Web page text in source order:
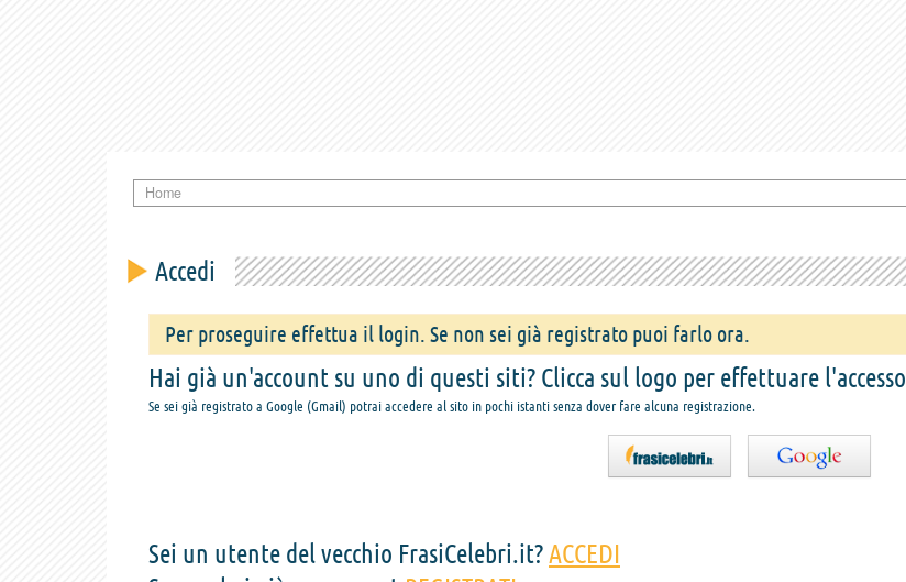
Home
Accedi
Per proseguire effettua il login. Se non sei già registrato puoi farlo ora.
Hai già un'account su uno di questi siti? Clicca sul logo per effettuare l'accesso
Se sei già registrato a Google (Gmail) potrai accedere al sito in pochi istanti senza dover fare alcuna registrazione.
Sei un utente del vecchio FrasiCelebri.it?ACCEDI